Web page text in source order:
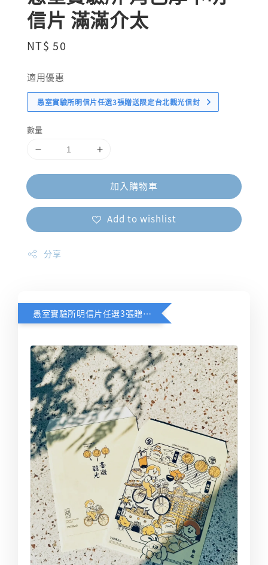
信片 滿滿介太
Regular
NT$ 50
適用優惠
愚室實驗所明信片任選3張贈送限定台北觀光信封
數量
加入購物車
Add to wishlist
分享
愚室實驗所明信片任選3張贈送限定台北觀光信封